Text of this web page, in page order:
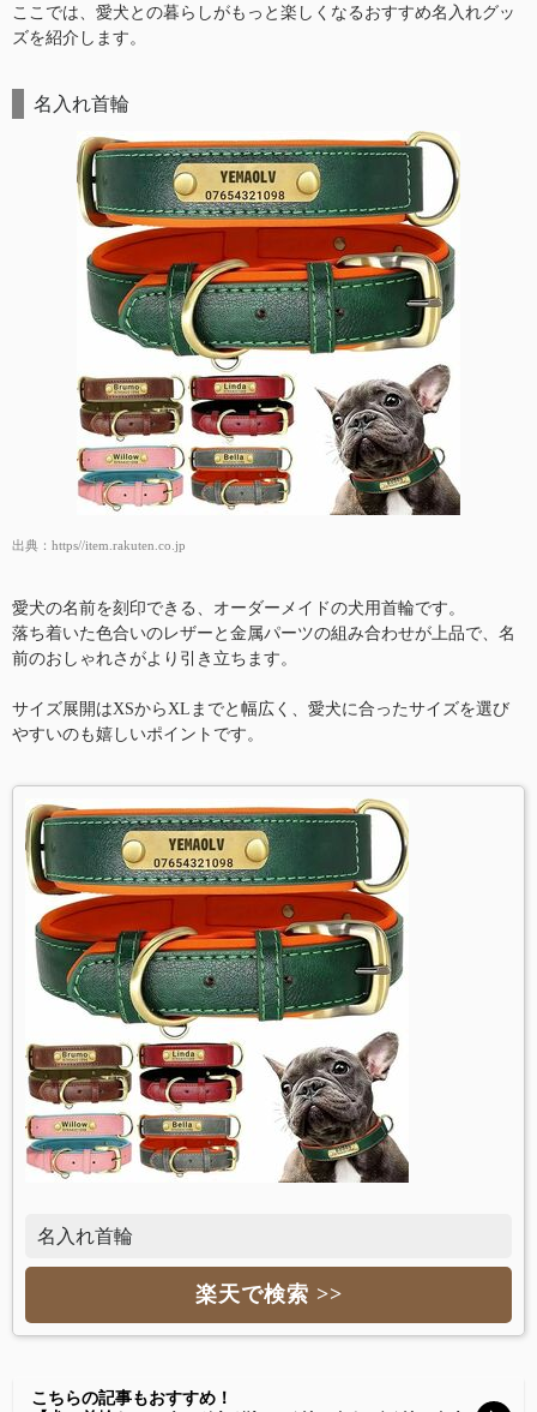
ここでは、愛犬との暮らしがもっと楽しくなるおすすめ名入れグッ
ズを紹介します。
名入れ首輪
出典： https//item.rakuten.co.jp
愛犬の名前を刻印できる、オーダーメイドの犬用首輪です。
落ち着いた色合いのレザーと金属パーツの組み合わせが上品で、名
前のおしゃれさがより引き立ちます。
サイズ展開はXSからXLまでと幅広く、愛犬に合ったサイズを選び
やすいのも嬉しいポイントです。
名入れ首輪
楽天で検索 >>
こちらの記事もおすすめ！